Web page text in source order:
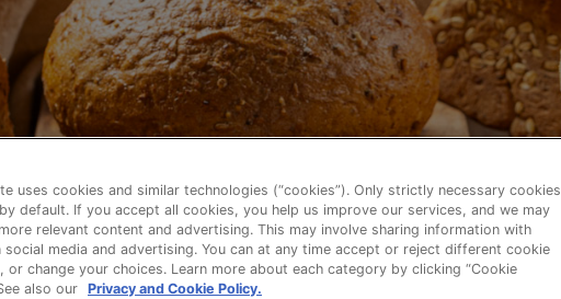
uses cookies and similar technologies (“cookies”). Only strictly necessary cookies
default. If you accept all cookies, you help us improve our services, and we may
relevant content and advertising. This may involve sharing information with
social media and advertising. You can at any time accept or reject different cookie
or change your choices. Learn more about each category by clicking “Cookie
also our Privacy and Cookie Policy.